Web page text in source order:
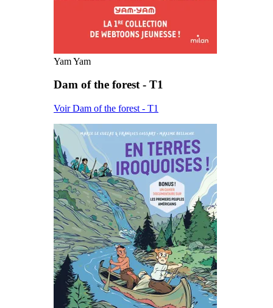
Yam Yam
Dam of the forest - T1
Voir Dam of the forest - T1